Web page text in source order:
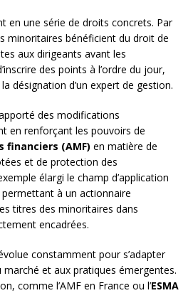
en une série de droits concrets. Par
minoritaires bénéficient du droit de
aux dirigeants avant les
des points à l’ordre du jour,
désignation d’un expert de gestion.
des modifications
en renforçant les pouvoirs de
financiers (AMF) en matière de
et de protection des
élargi le champ d’application
permettant à un actionnaire
titres des minoritaires dans
encadrées.
constamment pour s’adapter
et aux pratiques émergentes.
comme l’AMF en France ou l’ESMA